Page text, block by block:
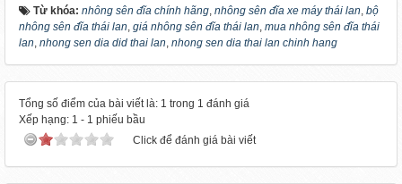
Từ khóa: nhông sên đĩa chính hãng, nhông sên đĩa xe máy thái lan, bộ
nhông sên đĩa thái lan, giá nhông sên đĩa thái lan, mua nhông sên đĩa thái
lan, nhong sen dia did thai lan, nhong sen dia thai lan chinh hang
Tổng số điểm của bài viết là: 1 trong 1 đánh giá
Xếp hạng: 1 - 1 phiếu bầu
Click để đánh giá bài viết